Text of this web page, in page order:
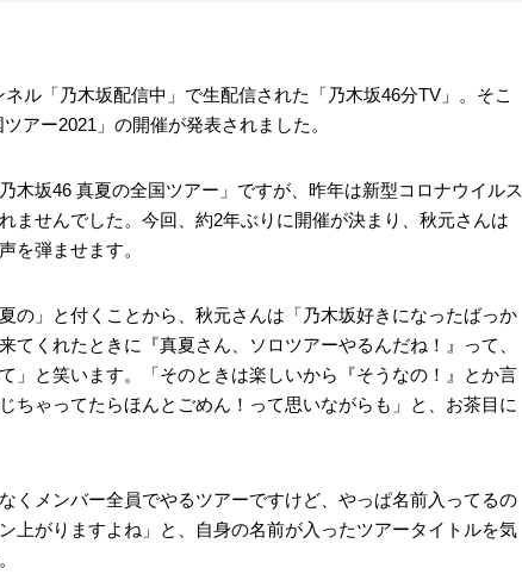
ネル「乃木坂配信中」で生配信された「乃木坂46分TV」。そこ
アー2021」の開催が発表されました。
木坂46 真夏の全国ツアー」ですが、昨年は新型コロナウイルス
ませんでした。今回、約2年ぶりに開催が決まり、秋元さんは
を弾ませます。
の」と付くことから、秋元さんは「乃木坂好きになったばっか
てくれたときに『真夏さん、ソロツアーやるんだね！』って、
」と笑います。「そのときは楽しいから『そうなの！』とか言
ちゃってたらほんとごめん！って思いながらも」と、お茶目に
くメンバー全員でやるツアーですけど、やっぱ名前入ってるの
上がりますよね」と、自身の名前が入ったツアータイトルを気